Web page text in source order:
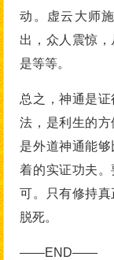
动。虚云大师
出，众人震惊
是等等。
总之，神通是
法，是利生的
是外道神通能
着的实证功夫
可。只有修持
脱死。
——END——